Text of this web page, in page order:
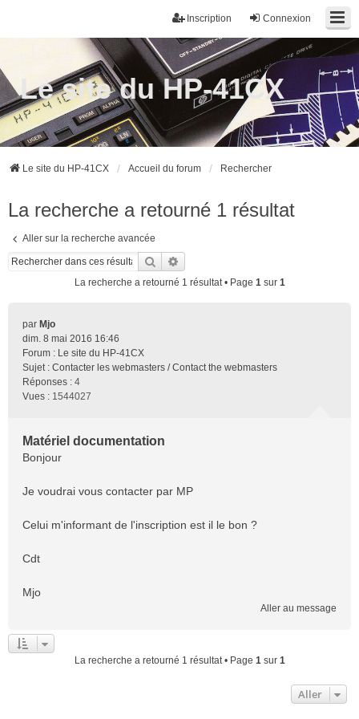
Connexion
Inscription
Le site du HP-41CX
Le site du HP-41CX Accueil du forum Rechercher
La recherche a retourné 1 résultat
Aller sur la recherche avancée
Rechercher
La recherche a retourné 1 résultat • Page 1sur 1
par Mjo
dim. 8 mai 2016 16:46
Forum : Le site du HP-41CX
Sujet : Contacter les webmasters / Contact the webmasters
Réponses : 4
Vues : 1544027
Matériel documentation
Bonjour
Je voudrai vous contacter par MP
Celui m'informant de l'inscription est il le bon ?
Cdt
Mjo
Aller au message
La recherche a retourné 1 résultat • Page 1sur 1
Aller